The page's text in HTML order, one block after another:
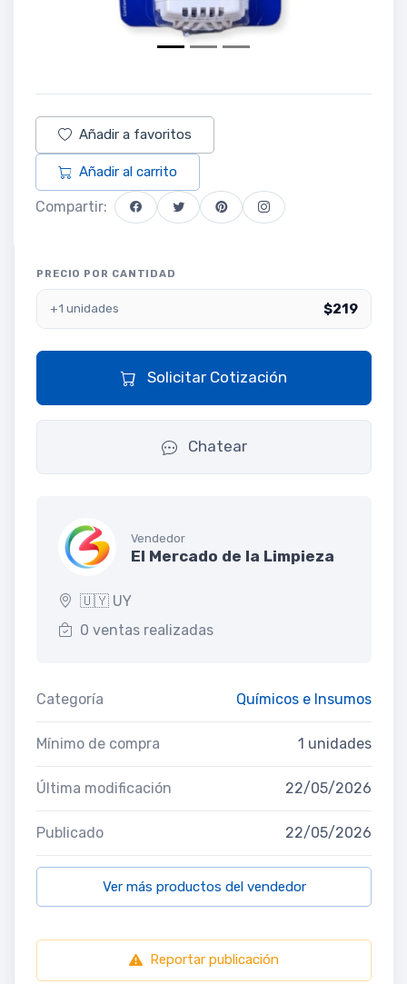
Añadir a favoritos
Añadir al carrito
Compartir:
PRECIO POR CANTIDAD
+1 unidades $219
Solicitar Cotización
Chatear
Vendedor
El Mercado de la Limpieza
🇺🇾 UY
0 ventas realizadas
Categoría Químicos e Insumos
Mínimo de compra 1 unidades
Última modificación 22/05/2026
Publicado 22/05/2026
Ver más productos del vendedor
Reportar publicación